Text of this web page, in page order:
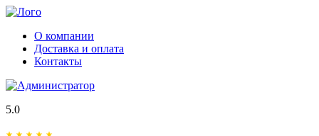
О компании
Доставка и оплата
Контакты
5.0